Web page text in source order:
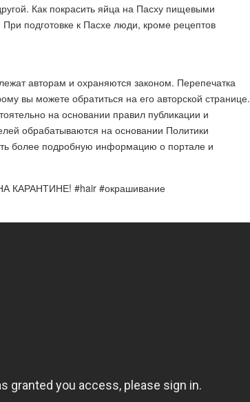
Как покрасить яйца на Пасху пищевыми
подготовке к Пасхе люди, кроме рецептов
авторам и охраняются законом. Перепечатка
вы можете обратиться на его авторской странице.
на основании правил публикации и
обрабатываются на основании Политики
более подробную информацию о портале и
#hair #окрашивание